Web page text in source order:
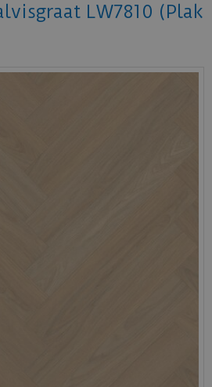
LW7810 (Plak